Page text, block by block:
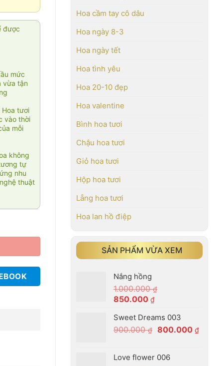
Hoa cầm tay cô dâu
Hoa ngày 8-3
Hoa ngày tết
Hoa tình yêu
Hoa 20-10 đẹp
Hoa valentine
Bình hoa tươi
Chậu hoa tươi
Giỏ hoa tươi
Hộp hoa tươi
Lẵng hoa tươi
Hoa lan hồ điệp
SẢN PHẨM VỪA XEM
Nắng hồng
1.000.000₫
Giá
là:
1.000.000 ₫.
850.000 ₫Giá
tại
là:
Sweet Dreams 003
900.000₫ Giá
900.000 ₫.
800.000 ₫Giá
Love flower 006
được
mức
vừa tận
tươi
vào thời
mỗi
không
tự
nhu
thuật